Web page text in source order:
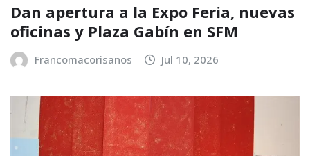
​Dan apertura a la Expo Feria, nuevas
oficinas y Plaza Gabín en SFM
Francomacorisanos Jul 10, 2026